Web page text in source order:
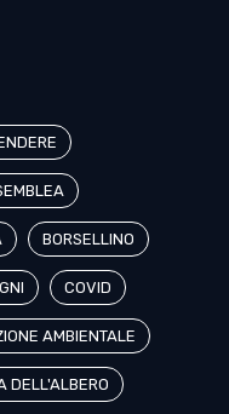
BORSELLINO
COVID
AMBIENTALE
DELL'ALBERO